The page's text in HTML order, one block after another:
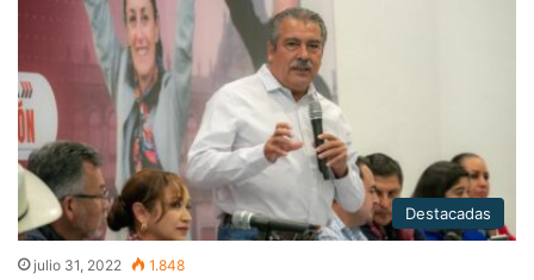
Destacadas
julio 31, 2022 1.848